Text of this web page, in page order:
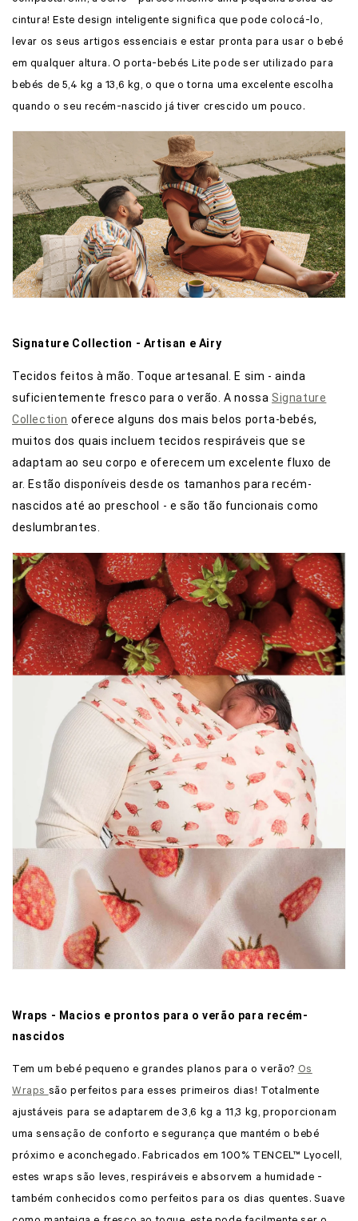
cintura! Este design inteligente significa que pode colocá-lo,
levar os seus artigos essenciais e estar pronta para usar o bebé
em qualquer altura. O porta-bebés Lite pode ser utilizado para
bebés de 5,4 kg a 13,6 kg, o que o torna uma excelente escolha
quando o seu recém-nascido já tiver crescido um pouco.
Signature Collection - Artisan e Airy
Tecidos feitos à mão. Toque artesanal. E sim - ainda
suficientemente fresco para o verão. A nossa Signature
Collection oferece alguns dos mais belos porta-bebés,
muitos dos quais incluem tecidos respiráveis que se
adaptam ao seu corpo e oferecem um excelente fluxo de
ar. Estão disponíveis desde os tamanhos para recém-
nascidos até ao preschool - e são tão funcionais como
deslumbrantes.
Wraps - Macios e prontos para o verão para recém-
nascidos
Tem um bebé pequeno e grandes planos para o verão?Os
Wrapssão perfeitos para esses primeiros dias! Totalmente
ajustáveis para se adaptarem de 3,6 kg a 11,3 kg, proporcionam
uma sensação de conforto e segurança que mantém o bebé
próximo e aconchegado. Fabricados em 100% TENCEL™ Lyocell,
estes wraps são leves, respiráveis e absorvem a humidade -
também conhecidos como perfeitos para os dias quentes. Suave